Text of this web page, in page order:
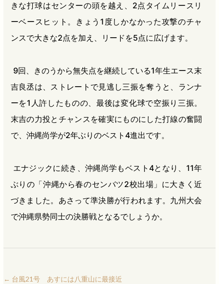
きな打球はセンターの頭を越え、2点タイムリースリ
ーベースヒット。きょう1度しかなかった攻撃のチャ
ンスで大きな2点を加え、リードを5点に広げます。
9回、きのうから無失点を継続している1年生エース末
吉良丞は、ストレートで見逃し三振を奪うと、ランナ
ーを1人許したものの、最後は変化球で空振り三振。
末吉の力投とチャンスを確実にものにした打線の奮闘
で、沖縄尚学が2年ぶりのベスト4進出です。
エナジックに続き、沖縄尚学もベスト4となり、11年
ぶりの「沖縄から春のセンバツ2校出場」に大きく近
づきました。あさって準決勝が行われます。九州大会
で沖縄県勢同士の決勝戦となるでしょうか。
← 台風21号 あすには八重山に最接近